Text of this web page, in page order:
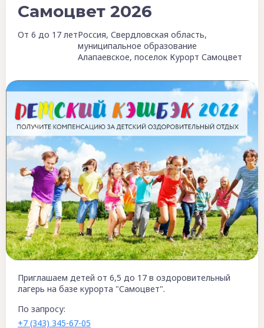
Самоцвет 2026
От 6 до 17 летРоссия, Свердловская область,
муниципальное образование
Алапаевское, поселок Курорт Самоцвет
Приглашаем детей от 6,5 до 17 в оздоровительный
лагерь на базе курорта "Самоцвет".
По запросу:
+7 (343) 345-67-05